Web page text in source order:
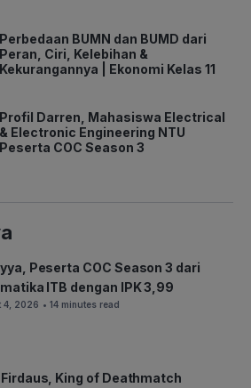
Perbedaan BUMN dan BUMD dari
Peran, Ciri, Kelebihan &
Kekurangannya | Ekonomi Kelas 11
Profil Darren, Mahasiswa Electrical
& Electronic Engineering NTU
Peserta COC Season 3
Peserta COC Season 3 dari
ITB dengan IPK 3,99
4, 2026 • 14 minutes read
King of Deathmatch